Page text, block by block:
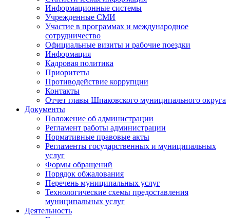
Информационные системы
Учрежденные СМИ
Участие в программах и международное
сотрудничество
Официальные визиты и рабочие поездки
Информация
Кадровая политика
Приоритеты
Противодействие коррупции
Контакты
Отчет главы Шпаковского муниципального округа
Документы
Положение об администрации
Регламент работы администрации
Нормативные правовые акты
Регламенты государственных и муниципальных
услуг
Формы обращений
Порядок обжалования
Перечень муниципальных услуг
Технологические схемы предоставления
муниципальных услуг
Деятельность